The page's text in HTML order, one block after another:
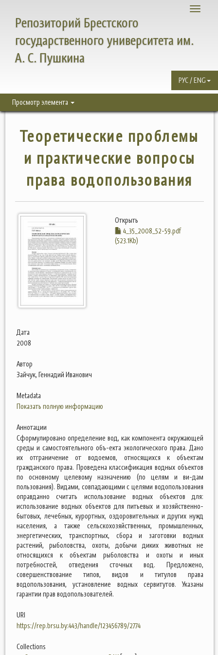
Toggle
Репозиторий Брестского
государственного университета им.
А. С. Пушкина
РУС / ENG
Просмотр элемента
Теоретические проблемы
и практические вопросы
права водопользования
Открыть
4_35_2008_52-59.pdf
(523.1Kb)
Дата
2008
Автор
Зайчук, Геннадий Иванович
Metadata
Показать полную информацию
Аннотации
Сформулировано определение вод, как компонента окружающей
среды и самостоятельного объ-екта экологического права. Дано
их отграничение от водоемов, относящихся к объектам
гражданского права. Проведена классификация водных объектов
по основному целевому назначению (по целям и ви-дам
пользования). Видами, совпадающими с целями водопользования
оправданно считать использование водных объектов для:
использование водных объектов для питьевых и хозяйственно-
бытовых, лечебных, курортных, оздоровительных и других нужд
населения, а также сельскохозяйственных, промышленных,
энергетических, транспортных, сбора и заготовки водных
растений, рыболовства, охоты, добычи диких животных не
относящихся к объектам рыболовства и охоты и иных
потребностей, отведения сточных вод. Предложено,
совершенствование типов, видов и титулов права
водопользования, установление водных сервитутов. Указаны
гарантии прав водопользователей.
URI
https://rep.brsu.by:443/handle/123456789/2774
Collections